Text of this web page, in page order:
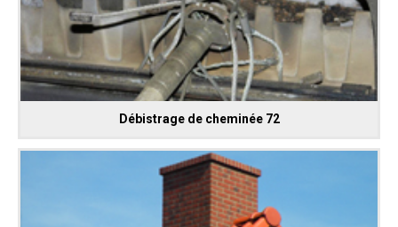
Débistrage de cheminée 72